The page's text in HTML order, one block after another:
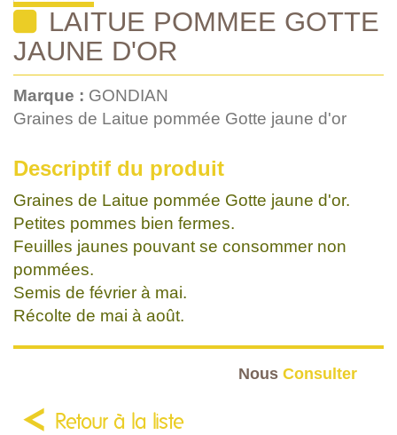
LAITUE POMMEE GOTTE
JAUNE D'OR
Marque : GONDIAN
Graines de Laitue pommée Gotte jaune d'or
Descriptif du produit
Graines de Laitue pommée Gotte jaune d'or.
Petites pommes bien fermes.
Feuilles jaunes pouvant se consommer non
pommées.
Semis de février à mai.
Récolte de mai à août.
Nous Consulter
Retour à la liste